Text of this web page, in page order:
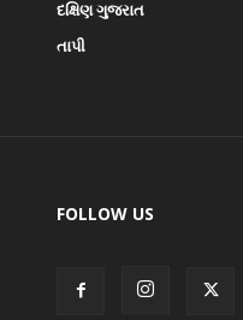
દક્ષિણ ગુજરાત
તાપી
FOLLOW US